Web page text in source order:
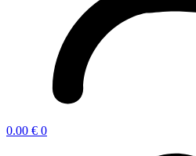
0.00 € 0